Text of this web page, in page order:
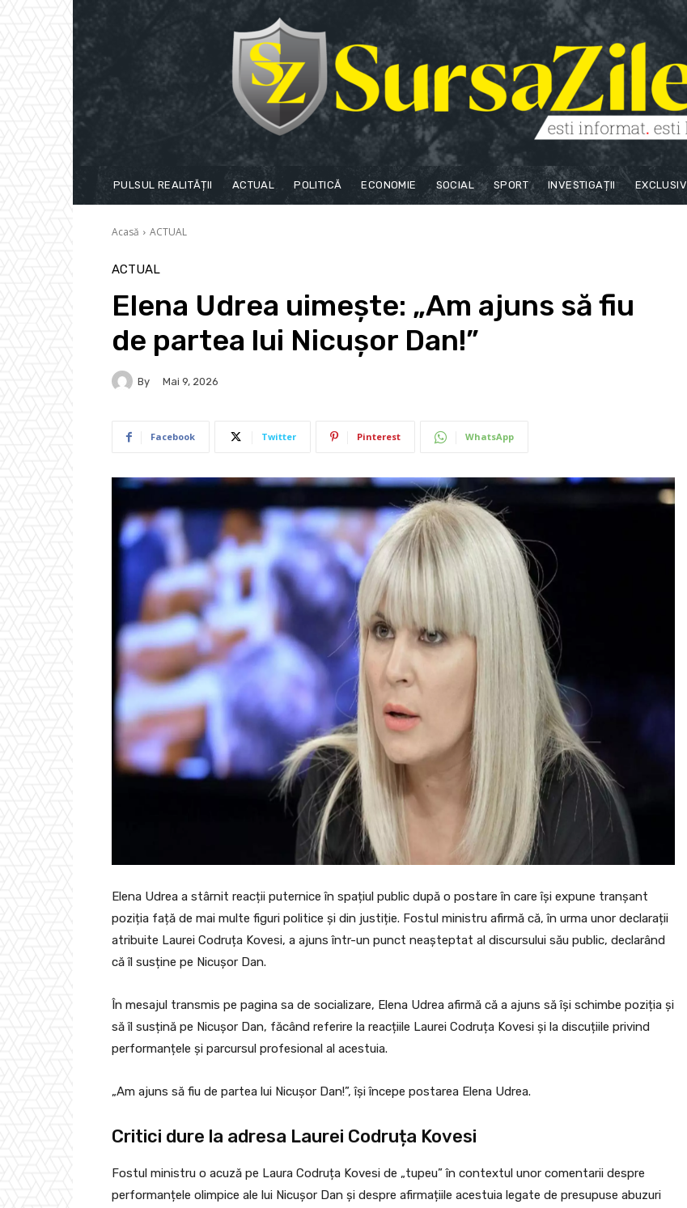
PULSUL REALITĂȚII ACTUAL POLITICĂ ECONOMIE SOCIAL SPORT INVESTIGAȚII EXCLUSIV
Acasă ACTUAL
ACTUAL
Elena Udrea uimește: „Am ajuns să fiu
de partea lui Nicușor Dan!”
By Mai 9, 2026
Facebook Twitter Pinterest WhatsApp
Elena Udrea a stârnit reacții puternice în spațiul public după o postare în care își expune tranșant
poziția față de mai multe figuri politice și din justiție. Fostul ministru afirmă că, în urma unor declarații
atribuite Laurei Codruța Kovesi, a ajuns într-un punct neașteptat al discursului său public, declarând
că îl susține pe Nicușor Dan.
În mesajul transmis pe pagina sa de socializare, Elena Udrea afirmă că a ajuns să își schimbe poziția și
să îl susțină pe Nicușor Dan, făcând referire la reacțiile Laurei Codruța Kovesi și la discuțiile privind
performanțele și parcursul profesional al acestuia.
„Am ajuns să fiu de partea lui Nicușor Dan!”, își începe postarea Elena Udrea.
Critici dure la adresa Laurei Codruța Kovesi
Fostul ministru o acuză pe Laura Codruța Kovesi de „tupeu” în contextul unor comentarii despre
performanțele olimpice ale lui Nicușor Dan și despre afirmațiile acestuia legate de presupuse abuzuri